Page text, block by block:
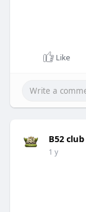
Like
B52 club
1 y